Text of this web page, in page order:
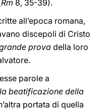
Rm 8, 35-39).
all’epoca romana,
discepoli di Cristo
provadella loro
parole a
beatificazione della
portata di quella